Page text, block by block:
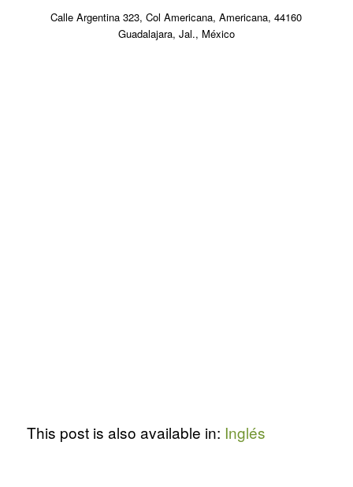
Calle Argentina 323, Col Americana, Americana, 44160
Guadalajara, Jal., México
This post is also available in: Inglés